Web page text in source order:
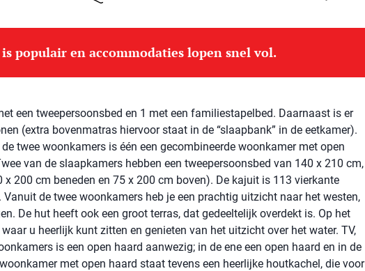
populair en accommodaties lopen snel vol.
een tweepersoonsbed en 1 met een familiestapelbed. Daarnaast is er
(extra bovenmatras hiervoor staat in de “slaapbank” in de eetkamer).
twee woonkamers is één een gecombineerde woonkamer met open
van de slaapkamers hebben een tweepersoonsbed van 140 x 210 cm,
200 cm beneden en 75 x 200 cm boven). De kajuit is 113 vierkante
de twee woonkamers heb je een prachtig uitzicht naar het westen,
De hut heeft ook een groot terras, dat gedeeltelijk overdekt is. Op het
u heerlijk kunt zitten en genieten van het uitzicht over het water. TV,
is een open haard aanwezig; in de ene een open haard en in de
met open haard staat tevens een heerlijke houtkachel, die voor